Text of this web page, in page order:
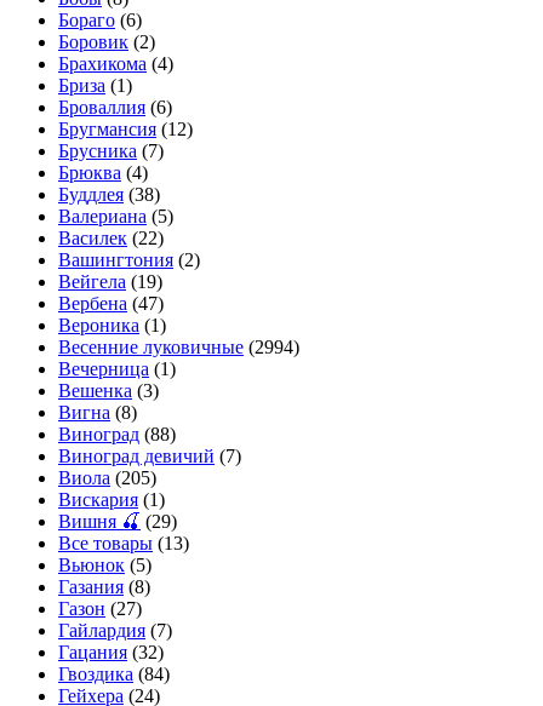
Бораго (6)
Боровик (2)
Брахикома (4)
Бриза (1)
Броваллия (6)
Бругмансия (12)
Брусника (7)
Брюква (4)
Буддлея (38)
Валериана (5)
Василек (22)
Вашингтония (2)
Вейгела (19)
Вербена (47)
Вероника (1)
Весенние луковичные (2994)
Вечерница (1)
Вешенка (3)
Вигна (8)
Виноград (88)
Виноград девичий (7)
Виола (205)
Вискария (1)
Вишня 🍒 (29)
Все товары (13)
Вьюнок (5)
Газания (8)
Газон (27)
Гайлардия (7)
Гацания (32)
Гвоздика (84)
Гейхера (24)